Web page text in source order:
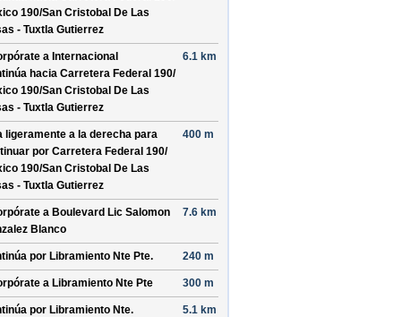
190/San Cristobal De Las
- Tuxtla Gutierrez
a Internacional
hacia Carretera Federal 190/
190/San Cristobal De Las
- Tuxtla Gutierrez
6.1 km
ligeramente a la derecha para
por Carretera Federal 190/
190/San Cristobal De Las
- Tuxtla Gutierrez
400 m
a Boulevard Lic Salomon
Blanco
7.6 km
por Libramiento Nte Pte. 240 m
a Libramiento Nte Pte 300 m
por Libramiento Nte. 5.1 km